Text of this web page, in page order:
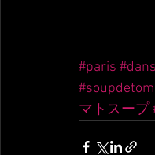
#paris
マトスープ